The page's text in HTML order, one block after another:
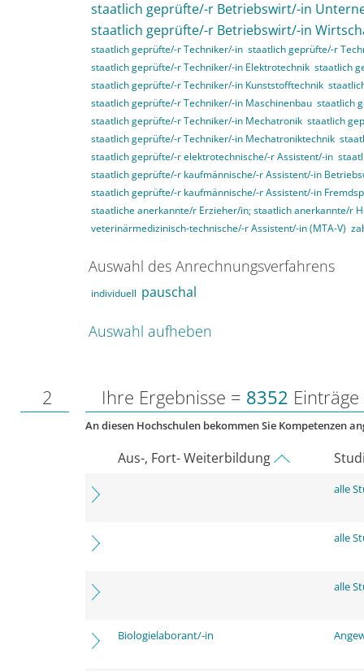
staatlich geprüfte/-r Betriebswirt/-in
staatlich geprüfte/-r Betriebswirt/-in
staatlich geprüfte/-r Techniker/-in staatlich geprüfte/-r
staatlich geprüfte/-r Techniker/-in Elektrotechnik staatlich
staatlich geprüfte/-r Techniker/-in Kunststofftechnik
staatlich geprüfte/-r Techniker/-in Maschinenbau staatlich
staatlich geprüfte/-r Techniker/-in Mechatronik staatlich
staatlich geprüfte/-r Techniker/-in Mechatroniktechnik
staatlich geprüfte/-r elektrotechnische/-r Assistent/-in
staatlich geprüfte/-r kaufmännische/-r Assistent/-in
staatlich geprüfte/-r kaufmännische/-r Assistent/-in
staatliche anerkannte/r Erzieher/in; staatlich anerkannte/r
veterinärmedizinisch-technische/-r Assistent/-in (MTA-V)
Auswahl des Anrechnungsverfahrens
individuell pauschal
Auswahl aufheben
2 Ihre Ergebnisse = 8352 Einträge
An diesen Hochschulen bekommen Sie Kompetenzen
Aus-, Fort- Weiterbildung
alle
alle
alle
Biologielaborant/-in